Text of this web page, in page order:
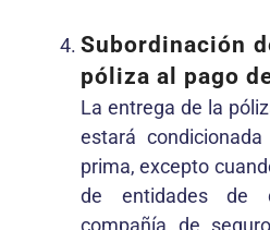
Subordinación
póliza al pago
La entrega de la
estará
prima, excepto
de entidades de
compañía de